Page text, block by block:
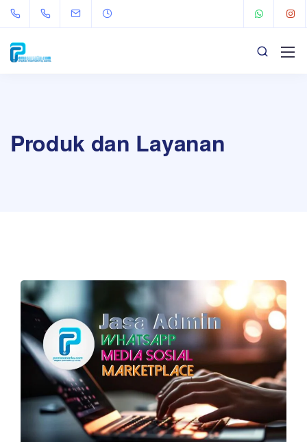
Produk dan Layanan